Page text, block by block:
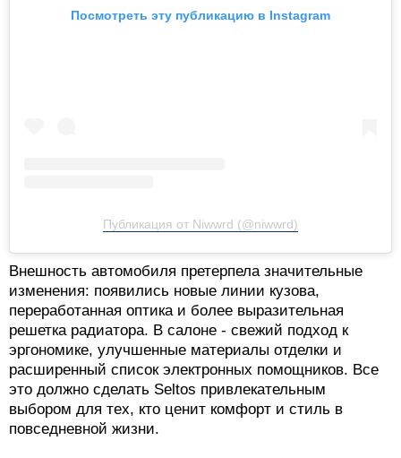
Посмотреть эту публикацию в Instagram
Публикация от Niwwrd (@niwwrd)
Внешность автомобиля претерпела значительные
изменения: появились новые линии кузова,
переработанная оптика и более выразительная
решетка радиатора. В салоне - свежий подход к
эргономике, улучшенные материалы отделки и
расширенный список электронных помощников. Все
это должно сделать Seltos привлекательным
выбором для тех, кто ценит комфорт и стиль в
повседневной жизни.